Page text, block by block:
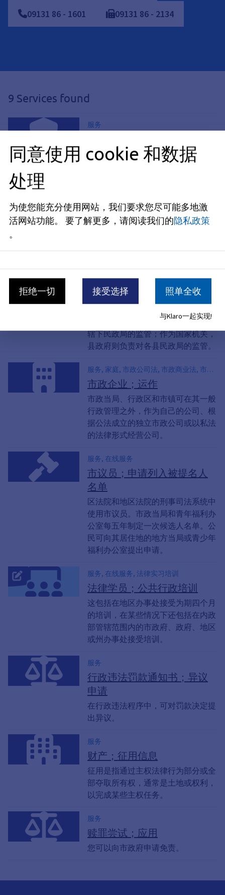
09131 86 - 1601 09131 86 - 2134
9 Services found
服务
市政当局和地区可以针对各种风险投
法, 城市法
地方立法；制定章程和条例
各市镇可颁布章程和条例。这两者都
服务
对民政登记机关的监督；开
展监督审查
作为基层监管机构，独立市负责对其
辖下民政局的监管；作为国家机关，
县政府则负责对各县民政局的监管。
服务, 家庭, 市政公司法, 市政商业法, 市政
当局作为企业家, 消费, 公众, 创业
市政企业；运作
市政当局、行政区和市镇可在其一般
行政管理之外，作为自己的公司、根
据公法成立的独立市政公司或以私法
的法律形式经营公司。
服务, 在线服务
市议员；申请列入被提名人
名单
区法院和地区法院的刑事司法系统中
使用市议员。市政当局和青年福利办
公室每五年制定一次候选人名单。公
民可向其居住地的地方当局或青少年
福利办公室提出申请。
服务, 在线服务, 法律实习培训
法律学员；公共行政培训
这包括在地区办事处接受为期四个月
的培训，在某些情况下还包括在内政
部管辖范围内的市政府、政府、地区
或州办事处接受培训。
服务
行政违法罚款通知书；异议
申请
在行政违法程序中，可对罚款决定提
出异议。
服务
财产；征用信息
征用是指通过主权法律行为部分或全
部夺取所有权，通常是土地或权利，
以完成某些主权任务。
服务
赎罪尝试；应用
您可以向市政府申请免责。
同意使用 cookie 和数据
处理
为使您能充分使用网站，我们要求您尽可能多地激
活网站功能。
要了解更多，请阅读我们的隐私政策
。
拒绝一切 接受选择 照单全收
与Klaro一起实现!